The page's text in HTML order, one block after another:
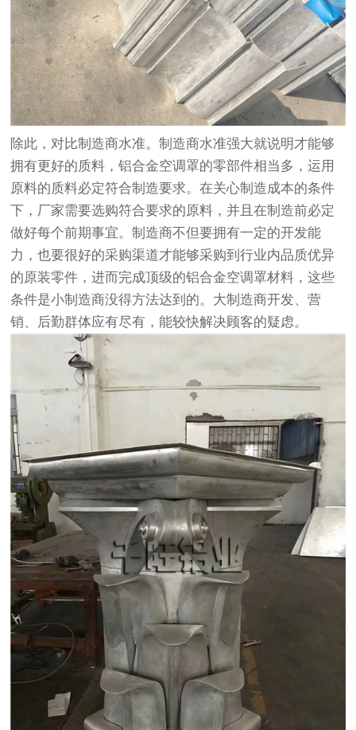
除此，对比制造商水准。制造商水准强大就说明才能够
拥有更好的质料，铝合金空调罩的零部件相当多，运用
原料的质料必定符合制造要求。在关心制造成本的条件
下，厂家需要选购符合要求的原料，并且在制造前必定
做好每个前期事宜。制造商不但要拥有一定的开发能
力，也要很好的采购渠道才能够采购到行业内品质优异
的原装零件，进而完成顶级的铝合金空调罩材料，这些
条件是小制造商没得方法达到的。大制造商开发、营
销、后勤群体应有尽有，能较快解决顾客的疑虑。